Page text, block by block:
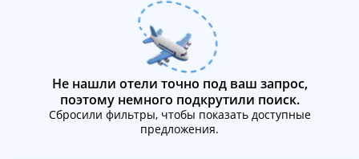
Не нашли отели точно под ваш запрос,
поэтому немного подкрутили поиск.
Сбросили фильтры, чтобы показать доступные
предложения.